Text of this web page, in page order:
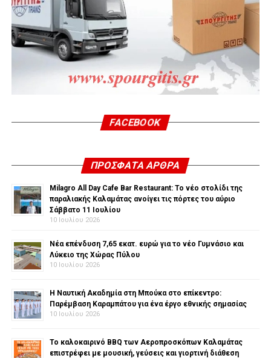
FACEBOOK
ΠΡΌΣΦΑΤΑ ΆΡΘΡΑ
Milagro All Day Cafe Bar Restaurant: Το νέο στολίδι της
παραλιακής Καλαμάτας ανοίγει τις πόρτες του αύριο
Σάββατο 11 Ιουλίου
10 Ιουλίου 2026
Νέα επένδυση 7,65 εκατ. ευρώ για το νέο Γυμνάσιο και
Λύκειο της Χώρας Πύλου
10 Ιουλίου 2026
Η Ναυτική Ακαδημία στη Μπούκα στο επίκεντρο:
Παρέμβαση Καραμπάτου για ένα έργο εθνικής σημασίας
10 Ιουλίου 2026
Το καλοκαιρινό BBQ των Αεροπροσκόπων Καλαμάτας
επιστρέφει με μουσική, γεύσεις και γιορτινή διάθεση